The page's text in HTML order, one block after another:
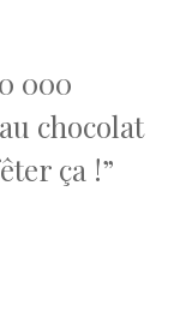
000
chocolat
ça !”